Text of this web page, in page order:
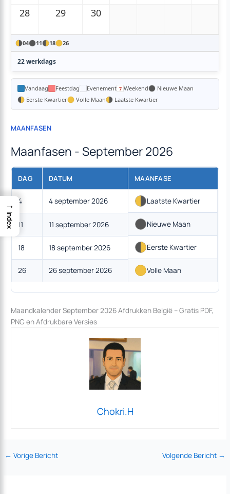
28 29 30
04 11 18 26
22 werkdags
Vandaag Feestdag Evenement Weekend
Nieuwe Maan
Eerste Kwartier
Volle Maan Laatste Kwartier
MAANFASEN
Maanfasen - September 2026
DAG DATUM MAANFASE
4 4 september 2026 Laatste Kwartier
11 11 september 2026 Nieuwe Maan
18 18 september 2026 Eerste Kwartier
26 26 september 2026 Volle Maan
Maandkalender September 2026 Afdrukken België – Gratis PDF,
PNG en Afdrukbare Versies
Chokri.H
← Vorige Bericht Volgende Bericht →
→
Index